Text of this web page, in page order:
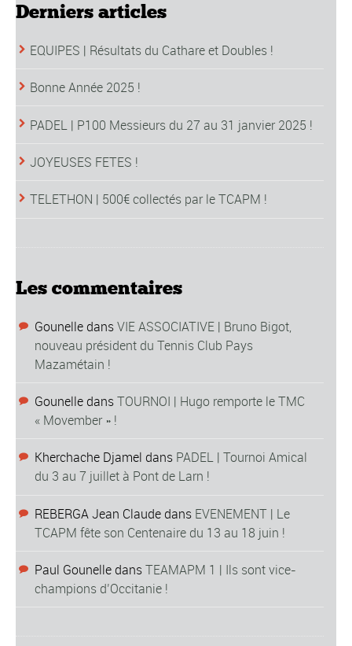
Derniers articles
EQUIPES | Résultats du Cathare et Doubles !
Bonne Année 2025 !
PADEL | P100 Messieurs du 27 au 31 janvier 2025 !
JOYEUSES FETES !
TELETHON | 500€ collectés par le TCAPM !
Les commentaires
Gounelle dansVIE ASSOCIATIVE | Bruno Bigot,
nouveau président du Tennis Club Pays
Mazamétain !
Gounelle dansTOURNOI | Hugo remporte le TMC
« Movember » !
Kherchache Djamel dans PADEL | Tournoi Amical
du 3 au 7 juillet à Pont de Larn !
REBERGA Jean Claude dans EVENEMENT | Le
TCAPM fête son Centenaire du 13 au 18 juin !
Paul Gounelle dansTEAMAPM 1 | Ils sont vice-
champions d’Occitanie !